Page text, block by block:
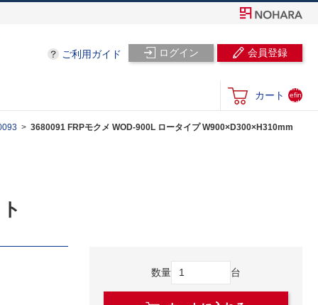
ログイン 会員登録
ご利用ガイド
カート
und
efin
ed
3680091 FRPモクメ WOD-900L ロータイプ W900×D300×H310mm
数量 台